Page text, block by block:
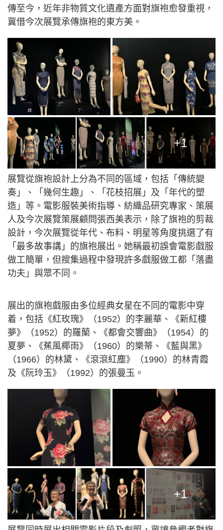
傳至今，近年非物質文化遺產方面對旗袍愈發重視，
冀借今次展覽承傳旗袍的東方美。
+1
展覽從旗袍設計上分為不同的區域，包括「傳統變
奏」、「幾何生趣」、「花枝招展」及「年代的塑
造」等。電影服裝美術指導、紡織品研究專家、策展
人及今次展覽策展顧問張西美表示，除了旗袍的剪裁
設計，今次展覽從年代、布料、明星等角度挑選了有
「最多故事講」的旗袍展出。她稱最初誤會電影戲服
做工簡單，但搜集過程中發現許多戲服做工都「落盡
功夫」與眾不同。
展出的旗袍戲服由多位經典女星在不同的電影中穿
着，包括《紅玫瑰》（1952）的李麗華、《新紅樓
夢》（1952）的羅蘭、《都會交響曲》（1954）的
夏夢、《蕉風椰雨》（1960）的樂蒂、《藍與黑》
（1966）的林黛、《滾滾紅塵》（1990）的林青霞
及《阮玲玉》（1992）的張曼玉。
+1